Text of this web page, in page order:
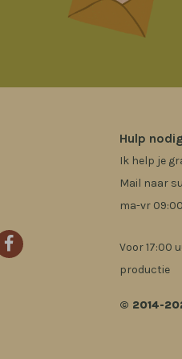
Hulp
Ik help je
Mail naar
ma-vr
Voor 17:00
productie
© 2014-